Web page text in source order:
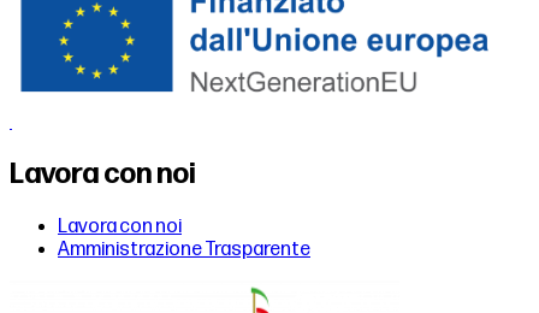
Lavora con noi
Lavora con noi
Amministrazione Trasparente